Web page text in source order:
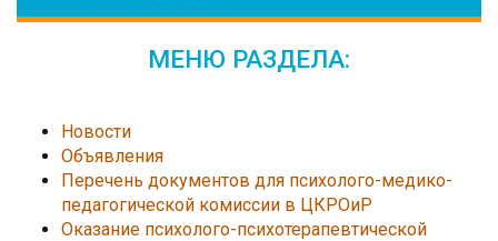
МЕНЮ РАЗДЕЛА:
Новости
Объявления
Перечень документов для психолого-медико-
педагогической комиссии в ЦКРОиР
Оказание психолого-психотерапевтической